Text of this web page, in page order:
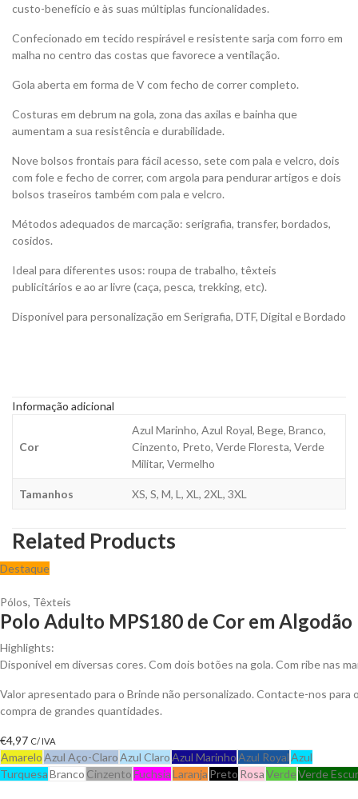
custo-benefício e às suas múltiplas funcionalidades.
Confecionado em tecido respirável e resistente sarja com forro em
malha no centro das costas que favorece a ventilação.
Gola aberta em forma de V com fecho de correr completo.
Costuras em debrum na gola, zona das axilas e bainha que
aumentam a sua resistência e durabilidade.
Nove bolsos frontais para fácil acesso, sete com pala e velcro, dois
com fole e fecho de correr, com argola para pendurar artigos e dois
bolsos traseiros também com pala e velcro.
Métodos adequados de marcação: serigrafia, transfer, bordados,
cosidos.
Ideal para diferentes usos: roupa de trabalho, têxteis
publicitários e ao ar livre (caça, pesca, trekking, etc).
Disponível para personalização em Serigrafia, DTF, Digital e Bordado
Informação adicional
Cor
Azul Marinho, Azul Royal, Bege, Branco,
Cinzento, Preto, Verde Floresta, Verde
Militar, Vermelho
Tamanhos XS, S, M, L, XL, 2XL, 3XL
Related Products
Destaque
Pólos, Têxteis
Polo Adulto MPS180 de Cor em
Highlights:
Disponível em diversas cores. Com dois botões na gola. Com ribe nas
Valor apresentado para o Brinde não personalizado. Contacte-nos para
compra de grandes quantidades.
€4,97 C/ IVA
AmareloAzul Aço-ClaroAzul ClaroAzul MarinhoAzul RoyalAzul
TurquesaBranco CinzentoFuchsiaLaranja Preto RosaVerdeVerde